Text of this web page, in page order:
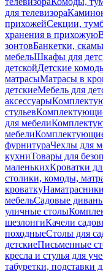
для телевизора
прихожейСекции,
хранения в прихожую
зонтовБанкетки,
мебельШкафы для
детскойДетские
матрасыМатрасы в
детскиеМебель для
аксессуары
стульев
для мебели
мебели
фурнитураЧехлы для
кухниТовары для
маленькихКроватки
столики, комоды,
кроватку
мебельСадовые
уличные столы
шезлонгиКачели
походныеСтолы для
детскиеПисьменные
кресла и стулья для
табуретки, подставки